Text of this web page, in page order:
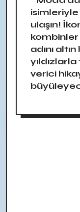
isimleriyle
ulaşın!
adını
yıldızlarla
verici